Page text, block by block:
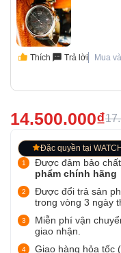
Thích Trả lời Mua
14.500.000₫
Đặc quyền tại
Được đảm bảo
phẩm chính hãng
Được đổi trả sản
trong vòng 3 ngày
Miễn phí vận
giao nhận.
Giao hàng hỏa tốc